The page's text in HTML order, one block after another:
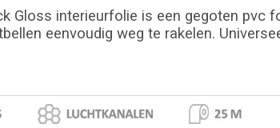
Gloss interieurfolie is een gegoten pvc
eenvoudig weg te rakelen.